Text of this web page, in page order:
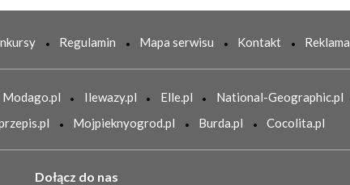
Regulamin Mapa serwisu Kontakt Reklama
Modago.pl Ilewazy.pl Elle.pl National-Geographic.pl
Mojpieknyogrod.pl Burda.pl Cocolita.pl
Dołącz do nas